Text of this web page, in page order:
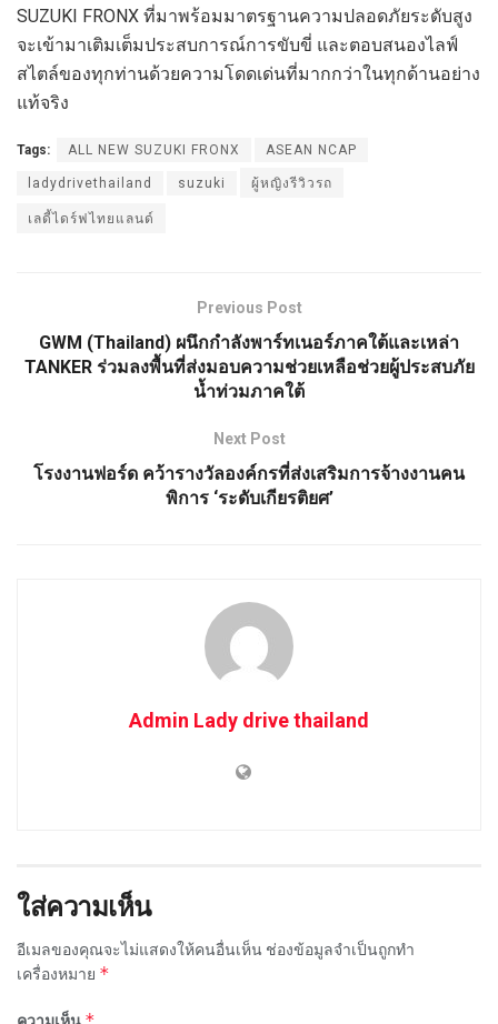
SUZUKI FRONX ที่มาพร้อมมาตรฐานความปลอดภัยระดับสูง
จะเข้ามาเติมเต็มประสบการณ์การขับขี่ และตอบสนองไลฟ์
สไตล์ของทุกท่านด้วยความโดดเด่นที่มากกว่าในทุกด้านอย่าง
แท้จริง
Tags: ALL NEW SUZUKI FRONX ASEAN NCAP
ladydrivethailand suzuki ผู้หญิงรีวิวรถ
เลดี้ไดร์ฟไทยแลนด์
Previous Post
GWM (Thailand) ผนึกกำลังพาร์ทเนอร์ภาคใต้และเหล่า
TANKER ร่วมลงพื้นที่ส่งมอบความช่วยเหลือช่วยผู้ประสบภัย
น้ำท่วมภาคใต้
Next Post
โรงงานฟอร์ด คว้ารางวัลองค์กรที่ส่งเสริมการจ้างงานคน
พิการ ‘ระดับเกียรติยศ’
Admin Lady drive thailand
ใส่ความเห็น
อีเมลของคุณจะไม่แสดงให้คนอื่นเห็น ช่องข้อมูลจำเป็นถูกทำ
เครื่องหมาย *